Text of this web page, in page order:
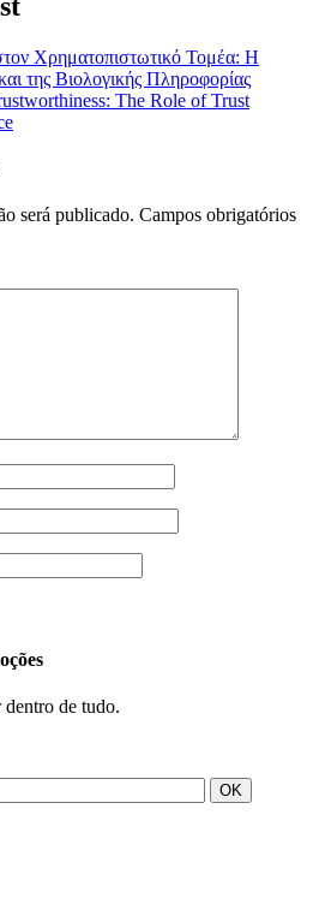
Χρηματοπιστωτικό Τομέα: Η
της Βιολογικής Πληροφορίας
The Role of Trust
será publicado. Campos obrigatórios
de tudo.